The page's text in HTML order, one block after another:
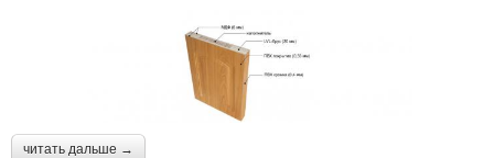
читать дальше →